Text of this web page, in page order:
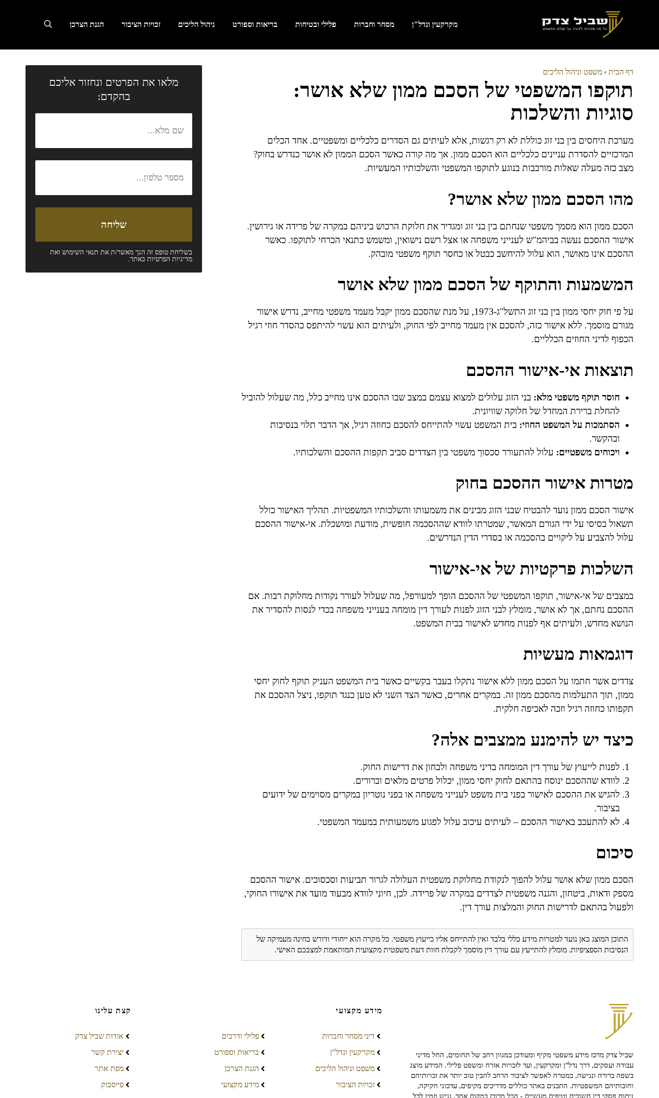
מקרקעין ונדל"ן מסחר וחברות פלילי ובטיחות בריאות וספורט ניהול הליכים זכויות הציבור הגנת הצרכן
דף הבית › משפט וניהול הליכים
תוקפו המשפטי של הסכם ממון שלא אושר:
סוגיות והשלכות
מערכת היחסים בין בני זוג כוללת לא רק רגשות, אלא לעיתים גם הסדרים כלכליים ומשפטיים. אחד הכלים
המרכזיים להסדרת עניינים כלכליים הוא הסכם ממון. אך מה קורה כאשר הסכם הממון לא אושר כנדרש בחוק?
מצב כזה מעלה שאלות מורכבות בנוגע לתוקפו המשפטי והשלכותיו המעשיות.
מהו הסכם ממון שלא אושר?
הסכם ממון הוא מסמך משפטי שנחתם בין בני זוג ומגדיר את חלוקת הרכוש ביניהם במקרה של פרידה או גירושין.
אישור ההסכם נעשה בביהמ"ש לענייני משפחה או אצל רשם נישואין, ומשמש כתנאי הכרחי לתוקפו. כאשר
ההסכם אינו מאושר, הוא עלול להיחשב כבטל או כחסר תוקף משפטי מובהק.
המשמעות והתוקף של הסכם ממון שלא אושר
על פי חוק יחסי ממון בין בני זוג התשל"ג-1973, על מנת שהסכם ממון יקבל מעמד משפטי מחייב, נדרש אישור
מגורם מוסמך. ללא אישור כזה, להסכם אין מעמד מחייב לפי החוק, ולעיתים הוא עשוי להיתפס כהסדר חוזי רגיל
הכפוף לדיני החוזים הכלליים.
תוצאות אי-אישור ההסכם
חוסר תוקף משפטי מלא: בני הזוג עלולים למצוא עצמם במצב שבו ההסכם אינו מחייב כלל, מה שעלול להוביל
להחלת ברירת המחדל של חלוקה שוויונית.
הסתמכות על המשפט החוזי: בית המשפט עשוי להתייחס להסכם כחוזה רגיל, אך הדבר תלוי בנסיבות
ובהקשר.
ויכוחים משפטיים: עלול להתעורר סכסוך משפטי בין הצדדים סביב תקפות ההסכם והשלכותיו.
מטרות אישור ההסכם בחוק
אישור הסכם ממון נועד להבטיח שבני הזוג מבינים את משמעותו והשלכותיו המשפטיות. תהליך האישור כולל
תשאול בסיסי על ידי הגורם המאשר, שמטרתו לוודא שההסכמה חופשית, מודעת ומושכלת. אי-אישור ההסכם
עלול להצביע על ליקויים בהסכמה או בסדרי הדין הנדרשים.
השלכות פרקטיות של אי-אישור
במצבים של אי-אישור, תוקפו המשפטי של ההסכם הופך למעורפל, מה שעלול לעורר נקודות מחלוקת רבות. אם
ההסכם נחתם, אך לא אושר, מומלץ לבני הזוג לפנות לעורך דין מומחה בענייני משפחה בכדי לנסות להסדיר את
הנושא מחדש, ולעיתים אף לפנות מחדש לאישור בבית המשפט.
דוגמאות מעשיות
צדדים אשר חתמו על הסכם ממון ללא אישור נתקלו בעבר בקשיים כאשר בית המשפט העניק תוקף לחוק יחסי
ממון, תוך התעלמות מהסכם ממון זה. במקרים אחרים, כאשר הצד השני לא טען כנגד תוקפו, ניצל ההסכם את
תקפותו כחוזה רגיל וזכה לאכיפה חלקית.
כיצד יש להימנע ממצבים אלה?
לפנות לייעוץ של עורך דין המומחה בדיני משפחה ולבחון את דרישות החוק.
לוודא שההסכם ינוסח בהתאם לחוק יחסי ממון, יכלול פרטים מלאים וברורים.
להגיש את ההסכם לאישור בפני בית משפט לענייני משפחה או בפני נוטריון במקרים מסוימים של ידועים
בציבור.
לא להתעכב באישור ההסכם – לעיתים עיכוב עלול לפגוע משמעותית במעמד המשפטי.
סיכום
הסכם ממון שלא אושר עלול להפוך לנקודת מחלוקת משפטית העלולה לגרור תביעות וסכסוכים. אישור ההסכם
מספק ודאות, ביטחון, והגנה משפטית לצדדים במקרה של פרידה. לכן, חיוני לוודא מבעוד מועד את אישורו החוקי,
ולפעול בהתאם לדרישות החוק והמלצות עורך דין.
התוכן המוצג כאן נועד למטרות מידע כללי בלבד ואין להתייחס אליו כייעוץ משפטי. כל מקרה הוא ייחודי ודורש בחינה מעמיקה של
הנסיבות הספציפיות. מומלץ להתייעץ עם עורך דין מוסמך לקבלת חוות דעת משפטית מקצועית המותאמת למצבכם האישי.
מלאו את הפרטים ונחזור אליכם
בהקדם:
בשליחת טופס זה הנך מאשר/ת את תנאי השימושואת
מדיניות הפרטיותבאתר.
שביל צדק מרכז מידע משפטי מקיף ומעודכן במגוון רחב של תחומים, החל מדיני
עבודה ועסקים, דרך נדל"ן ומקרקעין, ועד לזכויות אזרח ומשפט פלילי. המידע מוצג
בשפה ברורה ונגישה, במטרה לאפשר לציבור הרחב להבין טוב יותר את זכויותיהם
וחובותיהם המשפטיות. התכנים באתר כוללים מדריכים מקיפים, עדכוני חקיקה,
ניתוח פסקי דין חשובים וטיפים מעשיים - הכל מרוכז במקום אחד, נגיש וזמין לכל
מידע מקצועי
דיני מסחר וחברות
מקרקעין ונדל"ן
משפט וניהול הליכים
זכויות הציבור
פלילי ודרכים
בריאות וספורט
הגנת הצרכן
מידע מקצועי
קצת עלינו
אודות שביל צדק
יצירת קשר
מפת אתר
פייסבוק